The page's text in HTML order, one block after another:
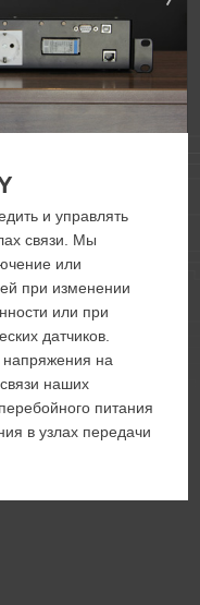
и управлять
связи. Мы
или
при изменении
или при
датчиков.
напряжения на
наших
питания
в узлах передачи